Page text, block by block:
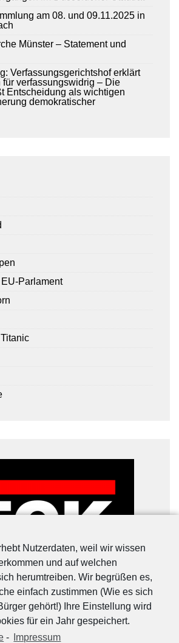
Nutzerdaten, weil wir wissen
und auf welchen
herumtreiben. Wir begrüßen es,
einfach zustimmen (Wie es sich
gehört!) Ihre Einstellung wird
für ein Jahr gespeichert.
- Impressum
am 08. und 09.11.2025 in
Münster – Statement und
Verfassungsgerichtshof erklärt
für verfassungswidrig – Die
Entscheidung als wichtigen
demokratischer
Parlament